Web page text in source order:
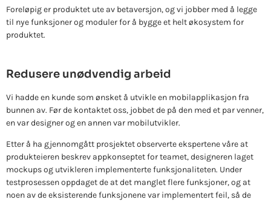
Foreløpig er produktet ute av betaversjon, og vi jobber med å legge
til nye funksjoner og moduler for å bygge et helt økosystem for
produktet.
Redusere unødvendig arbeid
Vi hadde en kunde som ønsket å utvikle en mobilapplikasjon fra
bunnen av. Før de kontaktet oss, jobbet de på den med et par venner,
en var designer og en annen var mobilutvikler.
Etter å ha gjennomgått prosjektet observerte ekspertene våre at
produkteieren beskrev appkonseptet for teamet, designeren laget
mockups og utvikleren implementerte funksjonaliteten. Under
testprosessen oppdaget de at det manglet flere funksjoner, og at
noen av de eksisterende funksjonene var implementert feil, så de